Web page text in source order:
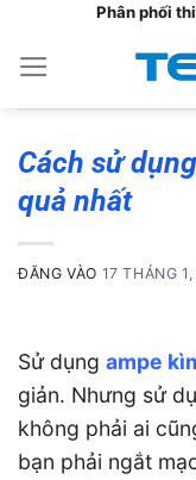
nội
dung
Phân phối
Cách sử
quả nhất
ĐĂNG VÀO 17 THÁNG
Sử dụng ampe
giản. Nhưng sử
không phải ai
bạn phải ngắt